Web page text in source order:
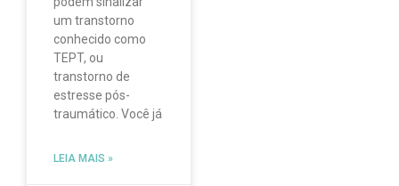
um transtorno
conhecido como
TEPT, ou
transtorno de
estresse pós-
traumático. Você já
LEIA MAIS »